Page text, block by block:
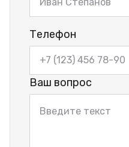
Телефон
Ваш вопрос